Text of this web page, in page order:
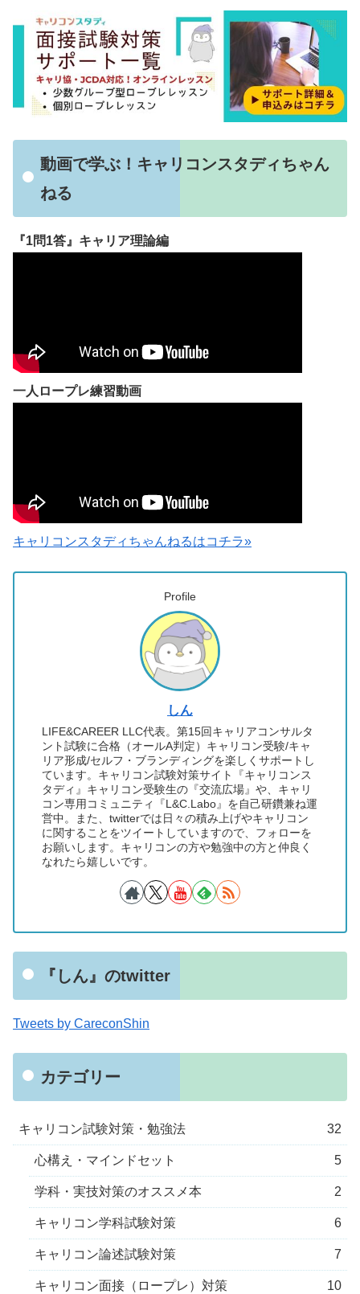
動画で学ぶ！キャリコンスタディちゃん
ねる
『1問1答』キャリア理論編
一人ロープレ練習動画
キャリコンスタディちゃんねるはコチラ»
Profile
しん
LIFE&CAREER LLC代表。第15回キャリアコンサルタ
ント試験に合格（オールA判定）キャリコン受験/キャ
リア形成/セルフ・ブランディングを楽しくサポートし
ています。キャリコン試験対策サイト『キャリコンス
タディ』キャリコン受験生の『交流広場』や、キャリ
コン専用コミュニティ『L&C.Labo』を自己研鑽兼ね運
営中。また、twitterでは日々の積み上げやキャリコン
に関することをツイートしていますので、フォローを
お願いします。キャリコンの方や勉強中の方と仲良く
なれたら嬉しいです。
『しん』のtwitter
Tweets by CareconShin
カテゴリー
キャリコン試験対策・勉強法 32
心構え・マインドセット 5
学科・実技対策のオススメ本 2
キャリコン学科試験対策 6
キャリコン論述試験対策 7
キャリコン面接（ロープレ）対策 10